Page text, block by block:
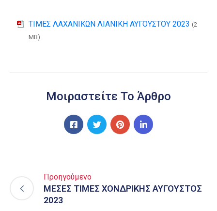
ΤΙΜΕΣ ΛΑΧΑΝΙΚΩΝ ΛΙΑΝΙΚΗ ΑΥΓΟΥΣΤΟΥ 2023 (2
MB)
Μοιραστείτε Το Άρθρο
Προηγούμενο
ΜΕΣΕΣ ΤΙΜΕΣ ΧΟΝΔΡΙΚΗΣ ΑΥΓΟΥΣΤΟΣ
2023